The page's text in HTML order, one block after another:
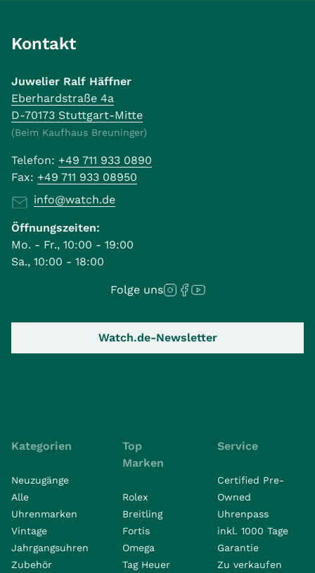
Kontakt
Juwelier Ralf Häffner
Eberhardstraße 4a
D-70173 Stuttgart-Mitte
(Beim Kaufhaus Breuninger)
Telefon: +49 711 933 0890
Fax: +49 711 933 08950
info@watch.de
Öffnungszeiten:
Mo. - Fr., 10:00 - 19:00
Sa., 10:00 - 18:00
Folge uns
Watch.de-Newsletter
Kategorien
Neuzugänge
Alle
Uhrenmarken
Vintage
Jahrgangsuhren
Zubehör
Top
Marken
Rolex
Breitling
Fortis
Omega
Tag Heuer
Service
Certified Pre-
Owned
Uhrenpass
inkl. 1000 Tage
Garantie
Zu verkaufen